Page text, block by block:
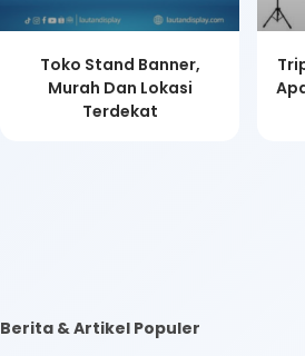
Toko Stand Banner,
Murah Dan Lokasi
Terdekat
Berita & Artikel Populer